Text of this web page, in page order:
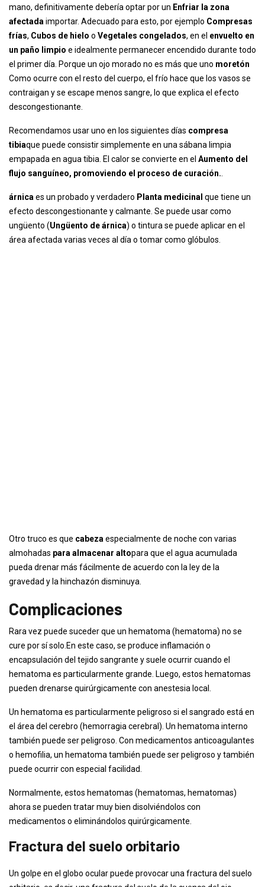
mano, definitivamente debería optar por un Enfriar la zona
afectada importar. Adecuado para esto, por ejemplo Compresas
frías, Cubos de hielo o Vegetales congelados, en el envuelto en
un paño limpio e idealmente permanecer encendido durante todo
el primer día. Porque un ojo morado no es más que uno moretón
Como ocurre con el resto del cuerpo, el frío hace que los vasos se
contraigan y se escape menos sangre, lo que explica el efecto
descongestionante.
Recomendamos usar uno en los siguientes días compresa
tibiaque puede consistir simplemente en una sábana limpia
empapada en agua tibia. El calor se convierte en el Aumento del
flujo sanguíneo, promoviendo el proceso de curación.
árnica es un probado y verdadero Planta medicinal que tiene un
efecto descongestionante y calmante. Se puede usar como
ungüento (Ungüento de árnica) o tintura se puede aplicar en el
área afectada varias veces al día o tomar como glóbulos.
Otro truco es que cabeza especialmente de noche con varias
almohadas para almacenar altopara que el agua acumulada
pueda drenar más fácilmente de acuerdo con la ley de la
gravedad y la hinchazón disminuya.
Complicaciones
Rara vez puede suceder que un hematoma (hematoma) no se
cure por sí solo.En este caso, se produce inflamación o
encapsulación del tejido sangrante y suele ocurrir cuando el
hematoma es particularmente grande. Luego, estos hematomas
pueden drenarse quirúrgicamente con anestesia local.
Un hematoma es particularmente peligroso si el sangrado está en
el área del cerebro (hemorragia cerebral). Un hematoma interno
también puede ser peligroso. Con medicamentos anticoagulantes
o hemofilia, un hematoma también puede ser peligroso y también
puede ocurrir con especial facilidad.
Normalmente, estos hematomas (hematomas, hematomas)
ahora se pueden tratar muy bien disolviéndolos con
medicamentos o eliminándolos quirúrgicamente.
Fractura del suelo orbitario
Un golpe en el globo ocular puede provocar una fractura del suelo